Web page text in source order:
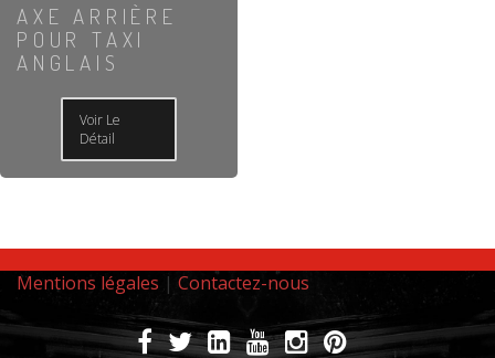
AXE ARRIÈRE
POUR TAXI
ANGLAIS
Voir Le
Détail
Mentions légales | Contactez-nous